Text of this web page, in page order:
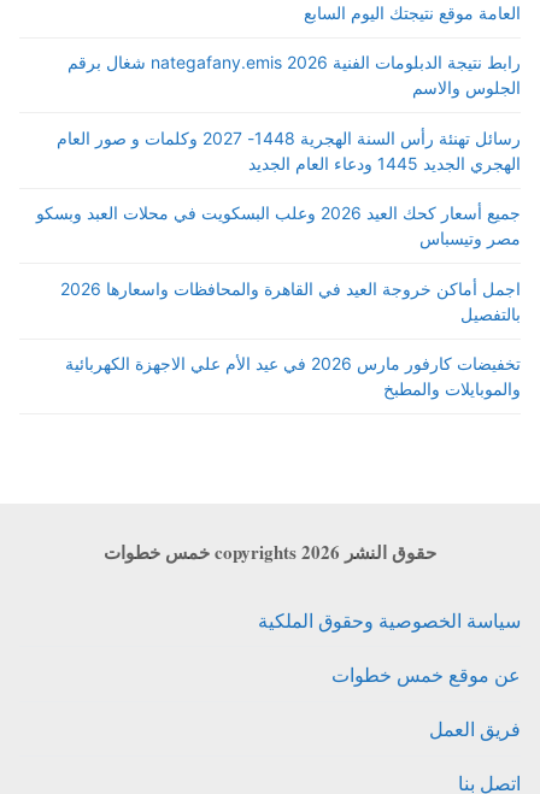
العامة موقع نتيجتك اليوم السابع
رابط نتيجة الدبلومات الفنية 2026 nategafany.emis شغال برقم
الجلوس والاسم
رسائل تهنئة رأس السنة الهجرية 1448- 2027 وكلمات و صور العام
الهجري الجديد 1445 ودعاء العام الجديد
جميع أسعار كحك العيد 2026 وعلب البسكويت في محلات العبد وبسكو
مصر وتيسباس
اجمل أماكن خروجة العيد في القاهرة والمحافظات واسعارها 2026
بالتفصيل
تخفيضات كارفور مارس 2026 في عيد الأم علي الاجهزة الكهربائية
والموبايلات والمطبخ
حقوق النشر copyrights 2026 خمس خطوات
سياسة الخصوصية وحقوق الملكية
عن موقع خمس خطوات
فريق العمل
اتصل بنا